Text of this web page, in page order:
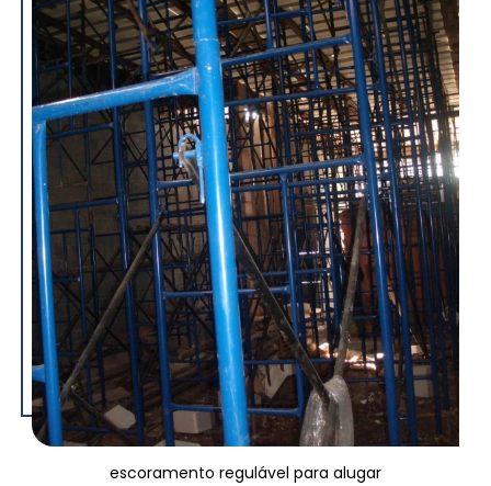
escoramento regulável para alugar